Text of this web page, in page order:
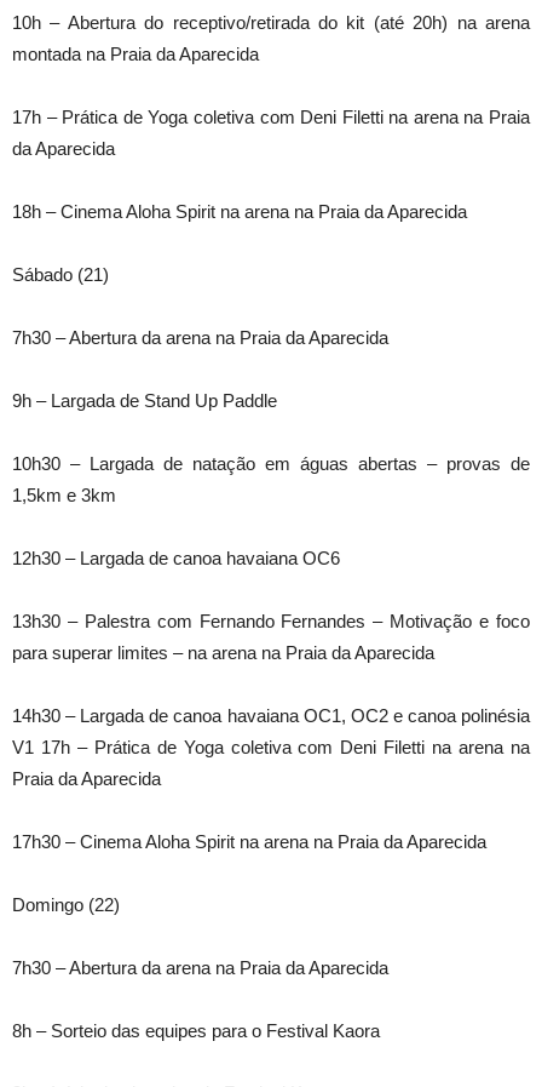
10h – Abertura do receptivo/retirada do kit (até 20h) na arena
montada na Praia da Aparecida
17h – Prática de Yoga coletiva com Deni Filetti na arena na Praia
da Aparecida
18h – Cinema Aloha Spirit na arena na Praia da Aparecida
Sábado (21)
7h30 – Abertura da arena na Praia da Aparecida
9h – Largada de Stand Up Paddle
10h30 – Largada de natação em águas abertas – provas de
1,5km e 3km
12h30 – Largada de canoa havaiana OC6
13h30 – Palestra com Fernando Fernandes – Motivação e foco
para superar limites – na arena na Praia da Aparecida
14h30 – Largada de canoa havaiana OC1, OC2 e canoa polinésia
V1 17h – Prática de Yoga coletiva com Deni Filetti na arena na
Praia da Aparecida
17h30 – Cinema Aloha Spirit na arena na Praia da Aparecida
Domingo (22)
7h30 – Abertura da arena na Praia da Aparecida
8h – Sorteio das equipes para o Festival Kaora